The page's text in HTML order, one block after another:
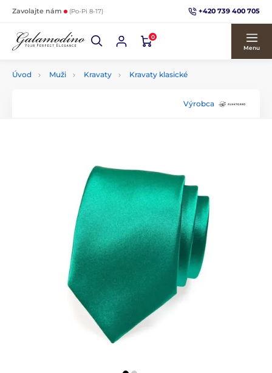
Zavolajte nám (Po-Pi 8-17) +420 739 400 705
0
Menu
Úvod Muži Kravaty Kravaty klasické
Výrobca